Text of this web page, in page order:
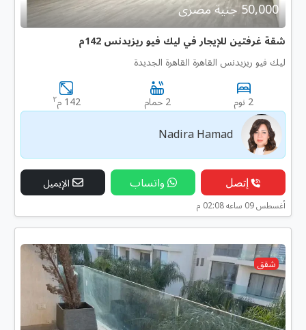
50,000 جنية مصرى
شقة غرفتين للإيجار في ليك فيو ريزيدنس 142م
ليك فيو ريزيدنس القاهرة القاهرة الجديدة
2 نوم 2 حمام 142 م ٢
Nadira Hamad
إتصل واتساب الإيميل
أغسطس 09 ساعه 02:08 م
شقق